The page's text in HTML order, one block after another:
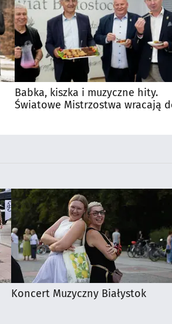
Babka, kiszka i muzyczne hity.
Światowe Mistrzostwa wracają
Koncert Muzyczny Białystok